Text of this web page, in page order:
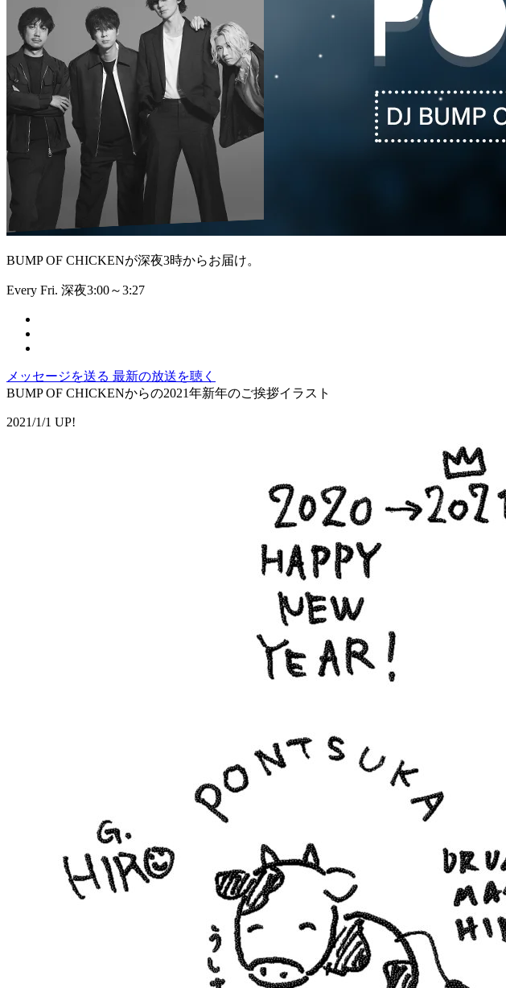
BUMP OF CHICKENが深夜3時からお届け。
Every Fri. 深夜3:00～3:27
メッセージを送る 最新の放送を聴く
BUMP OF CHICKENからの2021年新年のご挨拶イラスト
2021/1/1 UP!